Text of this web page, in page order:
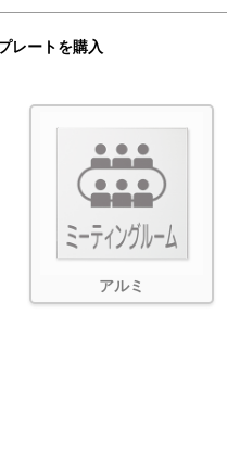
レートを購入
アルミ